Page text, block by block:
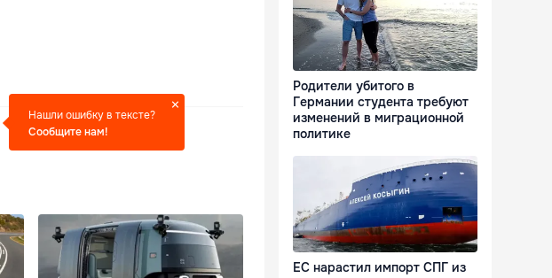
Нашли ошибку в тексте?
Сообщите нам!
Родители убитого в
Германии студента требуют
изменений в миграционной
политике
ЕС нарастил импорт СПГ из